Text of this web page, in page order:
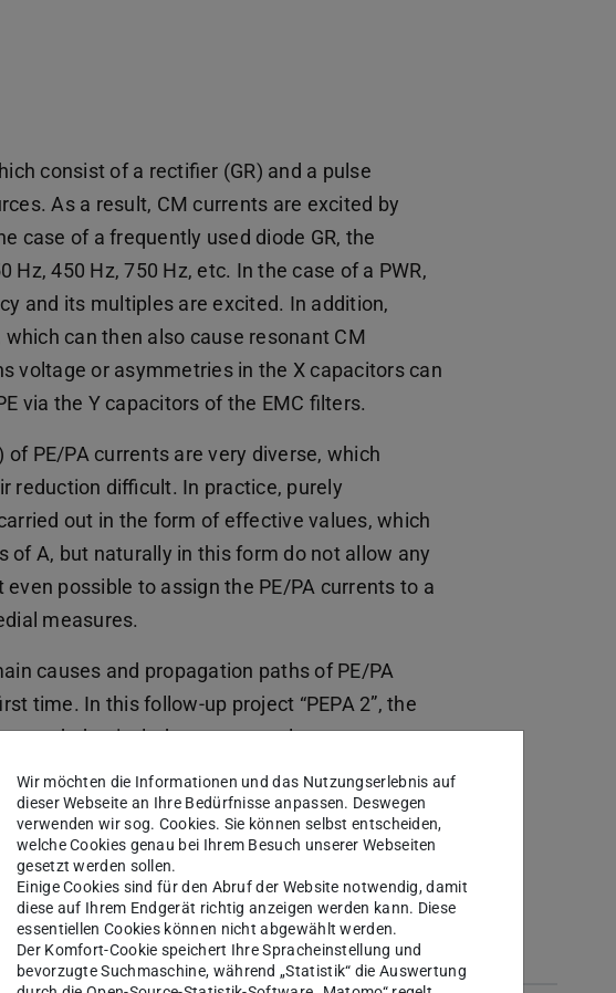
consist of a rectifier (GR) and a pulse
As a result, CM currents are excited by
case of a frequently used diode GR, the
450 Hz, 750 Hz, etc. In the case of a PWR,
and its multiples are excited. In addition,
can then also cause resonant CM
voltage or asymmetries in the X capacitors can
via the Y capacitors of the EMC filters.
PE/PA currents are very diverse, which
reduction difficult. In practice, purely
out in the form of effective values, which
A, but naturally in this form do not allow any
possible to assign the PE/PA currents to a
measures.
causes and propagation paths of PE/PA
time. In this follow-up project “PEPA 2”, the
to include more complex systems,
thereby completing the understanding of
From today's perspective, no further
the funding from the BMWK.
Wir möchten die Informationen und das Nutzungserlebnis auf
dieser Webseite an Ihre Bedürfnisse anpassen. Deswegen
verwenden wir sog. Cookies. Sie können selbst entscheiden,
welche Cookies genau bei Ihrem Besuch unserer Webseiten
gesetzt werden sollen.
Einige Cookies sind für den Abruf der Website notwendig, damit
diese auf Ihrem Endgerät richtig anzeigen werden kann. Diese
essentiellen Cookies können nicht abgewählt werden.
Der Komfort-Cookie speichert Ihre Spracheinstellung und
bevorzugte Suchmaschine, während „Statistik“ die Auswertung